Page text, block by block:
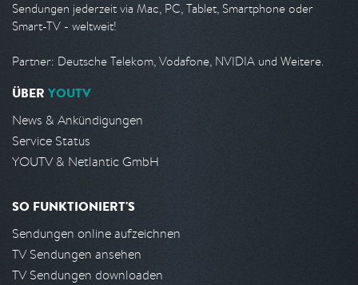
Sendungen jederzeit via Mac, PC, Tablet, Smartphone oder
Smart-TV - weltweit!
Partner: Deutsche Telekom, Vodafone, NVIDIA und Weitere.
ÜBER YOUTV
News & Ankündigungen
Service Status
YOUTV & Netlantic GmbH
SO FUNKTIONIERT'S
Sendungen online aufzeichnen
TV Sendungen ansehen
TV Sendungen downloaden